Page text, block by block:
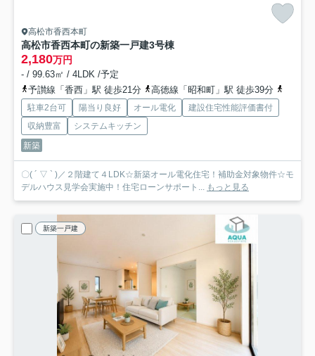
高松市香西本町
高松市香西本町の新築一戸建3号棟
2,180万円
- / 99.63㎡ / 4LDK /予定
予讃線「香西」駅 徒歩21分
高徳線「昭和町」駅 徒歩39分
駐車2台可 陽当り良好 オール電化
建設住宅性能評価書付
収納豊富
システムキッチン
新築
〇( ´ ▽ ` )／２階建て４LDK☆新築オール電化住宅！補助金対象物件☆モ
デルハウス見学会実施中！住宅ローンサポート...
もっと見る
新築一戸建